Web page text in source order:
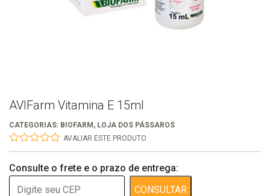
AVIFarm Vitamina E 15ml
CATEGORIAS: BIOFARM , LOJA DOS PÁSSAROS
0
of
5
AVALIAR ESTE PRODUTO
Consulte o frete e o prazo de entrega:
CONSULTAR